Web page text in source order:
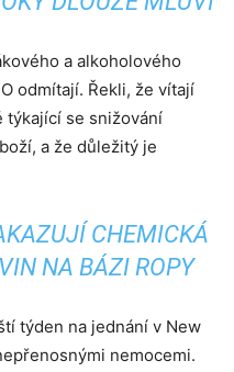
a alkoholového
odmítají. Řekli, že vítají
týkající se snižování
a že důležitý je
CHEMICKÁ
NA BÁZI ROPY
týden na jednání v New
nemocemi.